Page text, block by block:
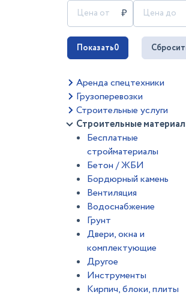
Показать0
Аренда спецтехники
Грузоперевозки
Строительные услуги
Строительные
Бесплатные
стройматериалы
Бетон / ЖБИ
Бордюрный камень
Вентиляция
Водоснабжение
Грунт
Двери, окна и
комплектующие
Другое
Инструменты
Кирпич, блоки, плиты